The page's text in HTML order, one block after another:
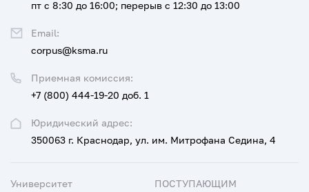
Юридический адрес:
350063 г. Краснодар, ул. им. Митрофана Седина, 4
Приемная комиссия:
+7 (800) 444-19-20 доб. 1
пт с 8:30 до 16:00; перерыв с 12:30 до 13:00
Email:
corpus@ksma.ru
Университет ПОСТУПАЮЩИМ